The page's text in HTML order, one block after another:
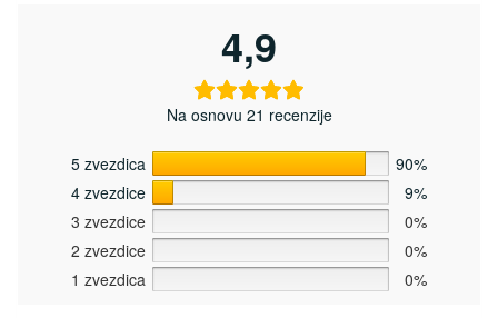
4,9
Na osnovu 21 recenzije
5 zvezdica
90%
4 zvezdice
9%
3 zvezdice
0%
2 zvezdice
0%
1 zvezdica
0%